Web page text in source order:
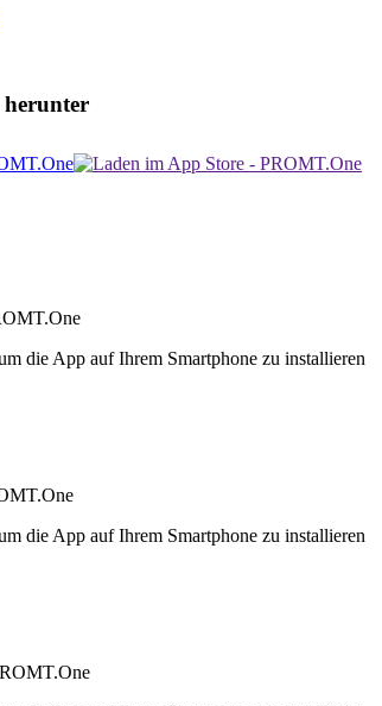
herunter
die App auf Ihrem Smartphone zu installieren
die App auf Ihrem Smartphone zu installieren